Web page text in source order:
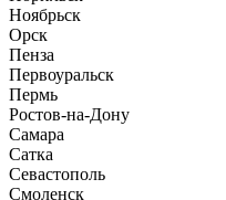
Ноябрьск
Орск
Пенза
Первоуральск
Пермь
Ростов-на-Дону
Самара
Сатка
Севастополь
Смоленск